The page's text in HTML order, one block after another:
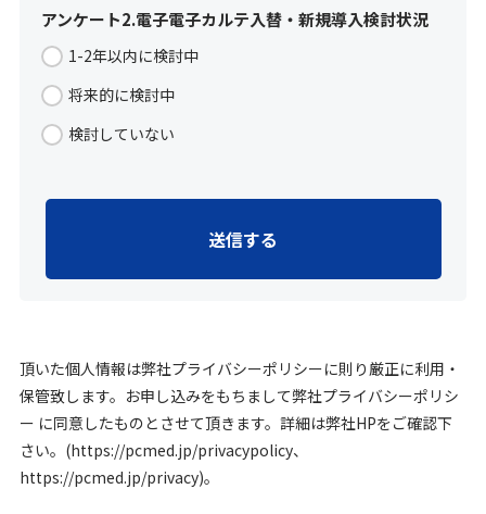
アンケート2.電子電子カルテ入替・新規導入検討状況
1-2年以内に検討中
将来的に検討中
検討していない
頂いた個人情報は弊社プライバシーポリシーに則り厳正に利用・
保管致します。お申し込みをもちまして弊社プライバシーポリシ
ー に同意したものとさせて頂きます。詳細は弊社HPをご確認下
さい。(https://pcmed.jp/privacypolicy、
https://pcmed.jp/privacy)。